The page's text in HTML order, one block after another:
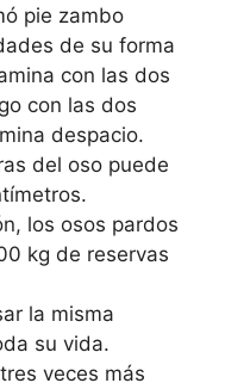
pie zambo
de su forma
con las dos
con las dos
despacio.
del oso puede
los osos pardos
kg de reservas
la misma
su vida.
veces más